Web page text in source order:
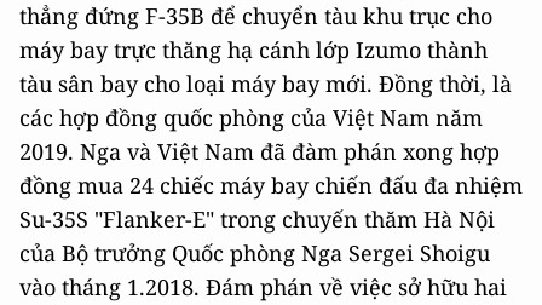
thẳng đứng F-35B để chuyển tàu khu trục cho
máy bay trực thăng hạ cánh lớp Izumo thành
tàu sân bay cho loại máy bay mới. Đồng thời, là
các hợp đồng quốc phòng của Việt Nam năm
2019. Nga và Việt Nam đã đàm phán xong hợp
đồng mua 24 chiếc máy bay chiến đấu đa nhiệm
Su-35S "Flanker-E" trong chuyến thăm Hà Nội
của Bộ trưởng Quốc phòng Nga Sergei Shoigu
vào tháng 1.2018. Đám phán về việc sở hữu hai